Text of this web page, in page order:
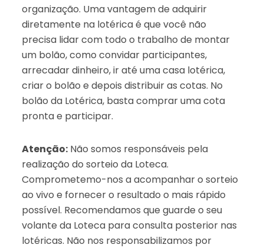
organização. Uma vantagem de adquirir
diretamente na lotérica é que você não
precisa lidar com todo o trabalho de montar
um bolão, como convidar participantes,
arrecadar dinheiro, ir até uma casa lotérica,
criar o bolão e depois distribuir as cotas. No
bolão da Lotérica, basta comprar uma cota
pronta e participar.
Atenção:Não somos responsáveis pela
realização do sorteio da Loteca.
Comprometemo-nos a acompanhar o sorteio
ao vivo e fornecer o resultado o mais rápido
possível. Recomendamos que guarde o seu
volante da Loteca para consulta posterior nas
lotéricas. Não nos responsabilizamos por